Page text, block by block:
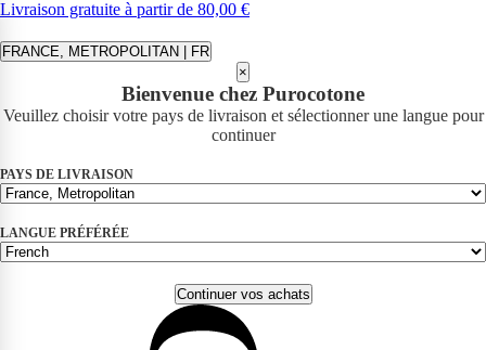
Livraison gratuite à partir de 80,00 €
FRANCE, METROPOLITAN | FR
×
Bienvenue chez Purocotone
Veuillez choisir votre pays de livraison et sélectionner une langue pour
continuer
PAYS DE LIVRAISON
LANGUE PRÉFÉRÉE
Continuer vos achats